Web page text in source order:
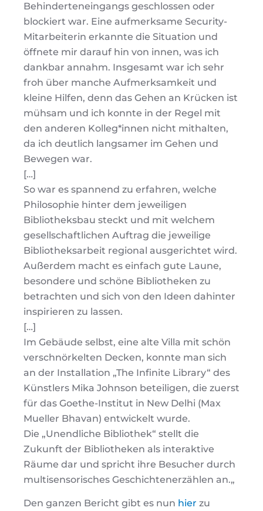
Behinderteneingangs geschlossen oder
blockiert war. Eine aufmerksame Security-
Mitarbeiterin erkannte die Situation und
öffnete mir darauf hin von innen, was ich
dankbar annahm. Insgesamt war ich sehr
froh über manche Aufmerksamkeit und
kleine Hilfen, denn das Gehen an Krücken ist
mühsam und ich konnte in der Regel mit
den anderen Kolleg*innen nicht mithalten,
da ich deutlich langsamer im Gehen und
Bewegen war.
[…]
So war es spannend zu erfahren, welche
Philosophie hinter dem jeweiligen
Bibliotheksbau steckt und mit welchem
gesellschaftlichen Auftrag die jeweilige
Bibliotheksarbeit regional ausgerichtet wird.
Außerdem macht es einfach gute Laune,
besondere und schöne Bibliotheken zu
betrachten und sich von den Ideen dahinter
inspirieren zu lassen.
[…]
Im Gebäude selbst, eine alte Villa mit schön
verschnörkelten Decken, konnte man sich
an der Installation „The Infinite Library“ des
Künstlers Mika Johnson beteiligen, die zuerst
für das Goethe-Institut in New Delhi (Max
Mueller Bhavan) entwickelt wurde.
Die „Unendliche Bibliothek“ stellt die
Zukunft der Bibliotheken als interaktive
Räume dar und spricht ihre Besucher durch
multisensorisches Geschichtenerzählen an.„
Den ganzen Bericht gibt es nun hier zu